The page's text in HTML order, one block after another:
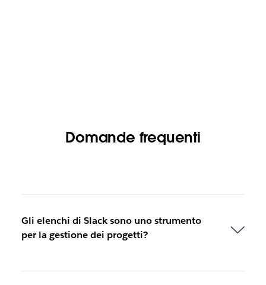
Domande frequenti
Gli elenchi di Slack sono uno strumento
per la gestione dei progetti?